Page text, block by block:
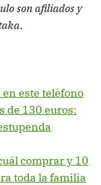
son afiliados y
.
en este teléfono
de 130 euros:
comprar y 10
toda la familia